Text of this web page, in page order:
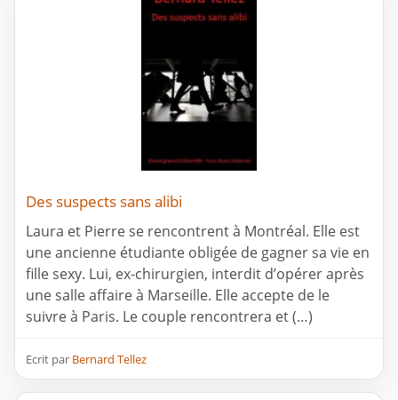
Des suspects sans alibi
Laura et Pierre se rencontrent à Montréal. Elle est
une ancienne étudiante obligée de gagner sa vie en
fille sexy. Lui, ex-chirurgien, interdit d’opérer après
une salle affaire à Marseille. Elle accepte de le
suivre à Paris. Le couple rencontrera et (…)
Ecrit par Bernard Tellez